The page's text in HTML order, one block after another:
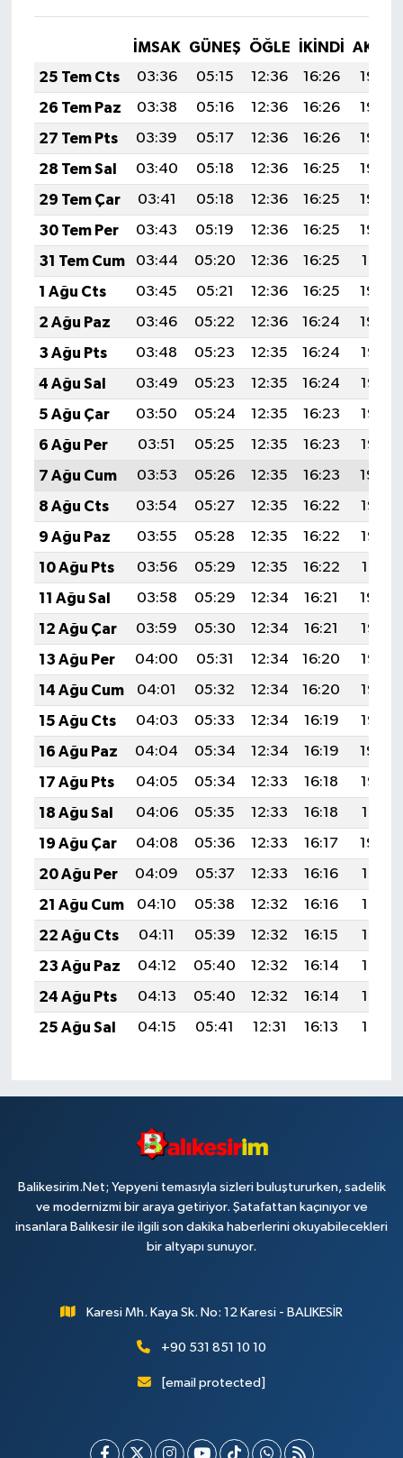
İMSAK GÜNEŞ ÖĞLE İKINDI
25 Tem Cts
03:36 05:15 12:36 16:26
19:46
26 Tem Paz
03:38 05:16 12:36 16:26
19:46
27 Tem Pts
03:39 05:17 12:36 16:26
19:45
28 Tem Sal
03:40 05:18 12:36 16:25
19:44
29 Tem Çar
03:41 05:18 12:36 16:25
19:43
30 Tem Per
03:43 05:19 12:36 16:25
19:42
31 Tem Cum
03:44 05:20 12:36 16:25
19:41
1 Ağu Cts
03:45 05:21 12:36 16:25
19:40
2 Ağu Paz
03:46 05:22 12:36 16:24
19:39
3 Ağu Pts
03:48 05:23 12:35 16:24
19:38
4 Ağu Sal
03:49 05:23 12:35 16:24
19:37
5 Ağu Çar
03:50 05:24 12:35 16:23
19:36
6 Ağu Per
03:51 05:25 12:35 16:23
19:35
7 Ağu Cum
03:53 05:26 12:35 16:23
19:34
8 Ağu Cts
03:54 05:27 12:35 16:22
19:33
9 Ağu Paz
03:55 05:28 12:35 16:22
19:32
10 Ağu Pts
03:56 05:29 12:35 16:22
19:31
11 Ağu Sal
03:58 05:29 12:34 16:21
19:30
12 Ağu Çar
03:59 05:30 12:34 16:21
19:28
13 Ağu Per
04:00 05:31 12:34 16:20
19:27
14 Ağu Cum
04:01 05:32 12:34 16:20
19:26
15 Ağu Cts
04:03 05:33 12:34 16:19
19:25
16 Ağu Paz
04:04 05:34 12:34 16:19
19:24
17 Ağu Pts
04:05 05:34 12:33 16:18
19:22
18 Ağu Sal
04:06 05:35 12:33 16:18
19:21
19 Ağu Çar
04:08 05:36 12:33 16:17
19:20
20 Ağu Per
04:09 05:37 12:33 16:16
19:18
21 Ağu Cum
04:10 05:38 12:32 16:16
19:17
22 Ağu Cts
04:11 05:39 12:32 16:15
19:16
23 Ağu Paz
04:12 05:40 12:32 16:14
19:14
24 Ağu Pts
04:13 05:40 12:32 16:14
19:13
25 Ağu Sal
04:15 05:41 12:31 16:13 19:12
Balikesirim.Net; Yepyeni temasıyla sizleri buluştururken, sadelik
ve modernizmi bir araya getiriyor. Şatafattan kaçınıyor ve
insanlara Balıkesir ile ilgili son dakika haberlerini okuyabilecekleri
bir altyapı sunuyor.
Karesi Mh. Kaya Sk. No: 12 Karesi - BALIKESİR
+90 531 851 10 10
[email protected]